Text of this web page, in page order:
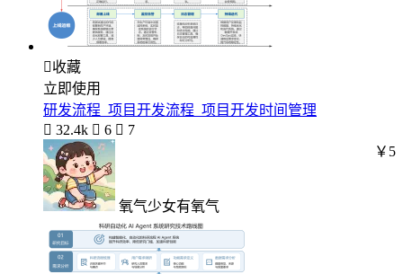
收藏
立即使用
研发流程_项目开发流程_项目开发时间管理
 32.4k  6  7
氧气少女有氧气
￥5